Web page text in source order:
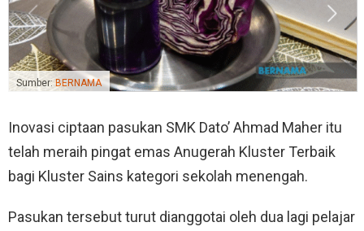
Sumber: BERNAMA
Inovasi ciptaan pasukan SMK Dato’ Ahmad Maher itu
telah meraih pingat emas Anugerah Kluster Terbaik
bagi Kluster Sains kategori sekolah menengah.
Pasukan tersebut turut dianggotai oleh dua lagi pelajar